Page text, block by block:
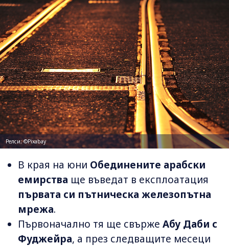
Релси; ©Pixabay
В края на юни Обединените арабски
емирства ще въведат в експлоатация
първата си пътническа железопътна
мрежа.
Първоначално тя ще свърже Абу Даби с
Фуджейра, а през следващите месеци